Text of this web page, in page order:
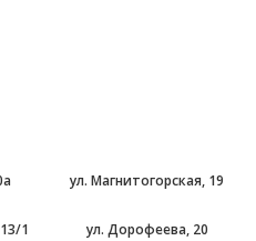
ул. Магнитогорская, 19
1 ул. Дорофеева, 20